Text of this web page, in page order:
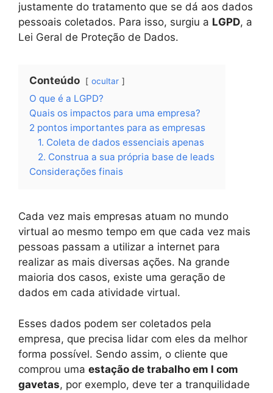
justamente do tratamento que se dá aos dados
pessoais coletados. Para isso, surgiu a LGPD, a
Lei Geral de Proteção de Dados.
Conteúdo ocultar
O que é a LGPD?
Quais os impactos para uma empresa?
2 pontos importantes para as empresas
1. Coleta de dados essenciais apenas
2. Construa a sua própria base de leads
Considerações finais
Cada vez mais empresas atuam no mundo
virtual ao mesmo tempo em que cada vez mais
pessoas passam a utilizar a internet para
realizar as mais diversas ações. Na grande
maioria dos casos, existe uma geração de
dados em cada atividade virtual.
Esses dados podem ser coletados pela
empresa, que precisa lidar com eles da melhor
forma possível. Sendo assim, o cliente que
comprou uma estação de trabalho em l com
gavetas, por exemplo, deve ter a tranquilidade